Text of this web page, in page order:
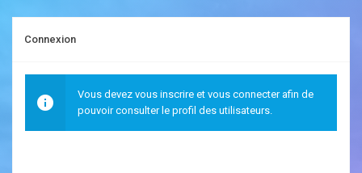
Connexion
Vous devez vous inscrire et vous connecter afin de
pouvoir consulter le profil des utilisateurs.